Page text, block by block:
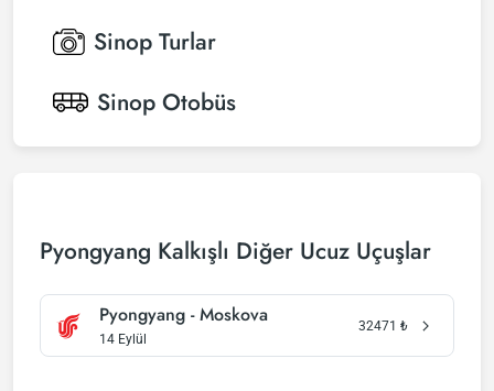
Sinop Turlar
Sinop Otobüs
Pyongyang Kalkışlı Diğer Ucuz Uçuşlar
Pyongyang - Moskova
14 Eylül
32471 ₺